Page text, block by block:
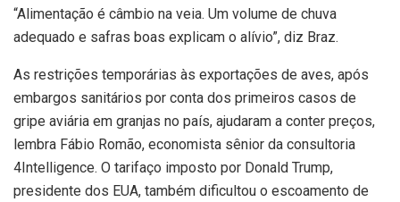
“Alimentação é câmbio na veia. Um volume de chuva
adequado e safras boas explicam o alívio”, diz Braz.
As restrições temporárias às exportações de aves, após
embargos sanitários por conta dos primeiros casos de
gripe aviária em granjas no país, ajudaram a conter preços,
lembra Fábio Romão, economista sênior da consultoria
4Intelligence. O tarifaço imposto por Donald Trump,
presidente dos EUA, também dificultou o escoamento de